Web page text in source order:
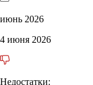
июнь 2026
4 июня 2026
Недостатки: